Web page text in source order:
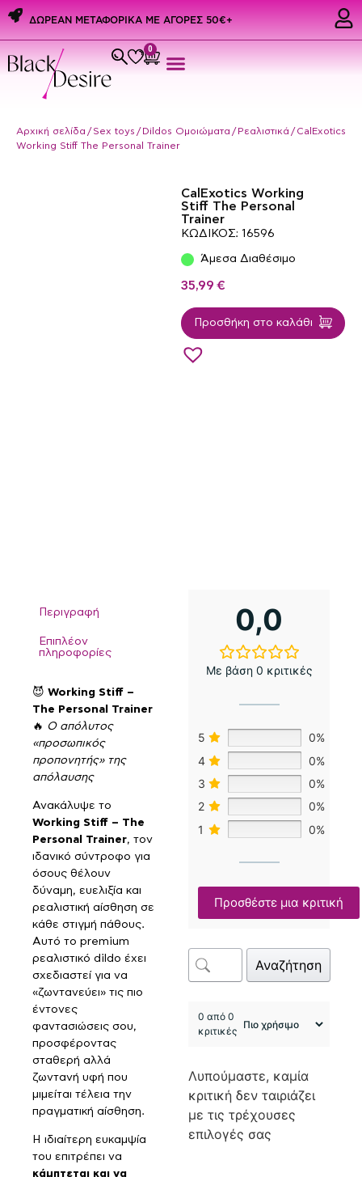
ΔΩΡΕΑΝ ΜΕΤΑΦΟΡΙΚΑ ME ΑΓΟΡΕΣ 50€+
0
Αρχική σελίδα / Sex toys / Dildos Ομοιώματα / Ρεαλιστικά / CalExotics
Working Stiff The Personal Trainer
CalExotics Working
Stiff The Personal
Trainer
ΚΩΔΙΚΟΣ: 16596
Άμεσα Διαθέσιμο
35,99 €
Προσθήκη στο καλάθι
0,0
Με βάση 0 κριτικές
5
0%
4
0%
3
0%
2
0%
1
0%
Προσθέστε μια κριτική
Αναζήτηση
0 από 0
κριτικές
Λυπούμαστε, καμία
κριτική δεν ταιριάζει
με τις τρέχουσες
επιλογές σας
Περιγραφή
Επιπλέον
πληροφορίες
:😈 Working Stiff –
The Personal Trainer
🔥 Ο απόλυτος
«προσωπικός
προπονητής» της
απόλαυσης
Ανακάλυψε το
Working Stiff – The
Personal Trainer, τον
ιδανικό σύντροφο για
όσους θέλουν
δύναμη, ευελιξία και
ρεαλιστική αίσθηση σε
κάθε στιγμή πάθους.
Αυτό το premium
ρεαλιστικό dildo έχει
σχεδιαστεί για να
«ζωντανεύει» τις πιο
έντονες
φαντασιώσεις σου,
προσφέροντας
σταθερή αλλά
ζωντανή υφή που
μιμείται τέλεια την
πραγματική αίσθηση.
Η ιδιαίτερη ευκαμψία
του επιτρέπει να
κάμπτεται και να